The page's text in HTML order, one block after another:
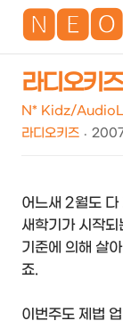
라디오키
N* Kidz/
라디오키즈
어느새 2월도 다
새학기가 시작
기준에 의해 살
죠.
이번주도 제법